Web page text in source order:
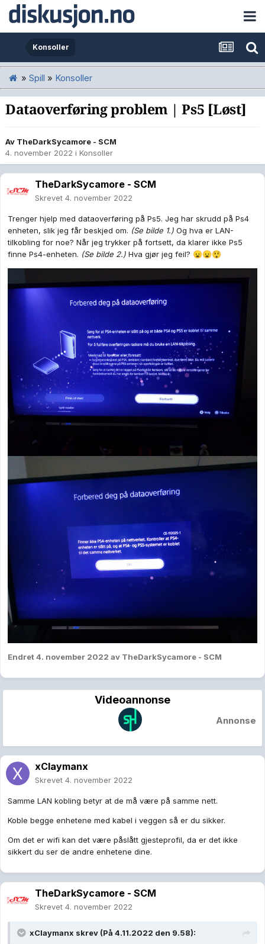
Konsoller
» Spill » Konsoller
Dataoverføring problem | Ps5 [Løst]
Av TheDarkSycamore - SCM
4. november 2022 i Konsoller
TheDarkSycamore - SCM
Skrevet 4. november 2022
Trenger hjelp med dataoverføring på Ps5. Jeg har skrudd på Ps4
enheten, slik jeg får beskjed om. (Se bilde 1.) Og hva er LAN-
tilkobling for noe? Når jeg trykker på fortsett, da klarer ikke Ps5
finne Ps4-enheten. (Se bilde 2.) Hva gjør jeg feil? 😦😦😲
Endret4. november 2022 av TheDarkSycamore - SCM
Videoannonse
Annonse
xClaymanx
Skrevet 4. november 2022
Samme LAN kobling betyr at de må være på samme nett.
Koble begge enhetene med kabel i veggen så er du sikker.
Om det er wifi kan det være påslått gjesteprofil, da er det ikke
sikkert du ser de andre enhetene dine.
TheDarkSycamore - SCM
Skrevet 4. november 2022
xClaymanx skrev (På 4.11.2022 den 9.58):